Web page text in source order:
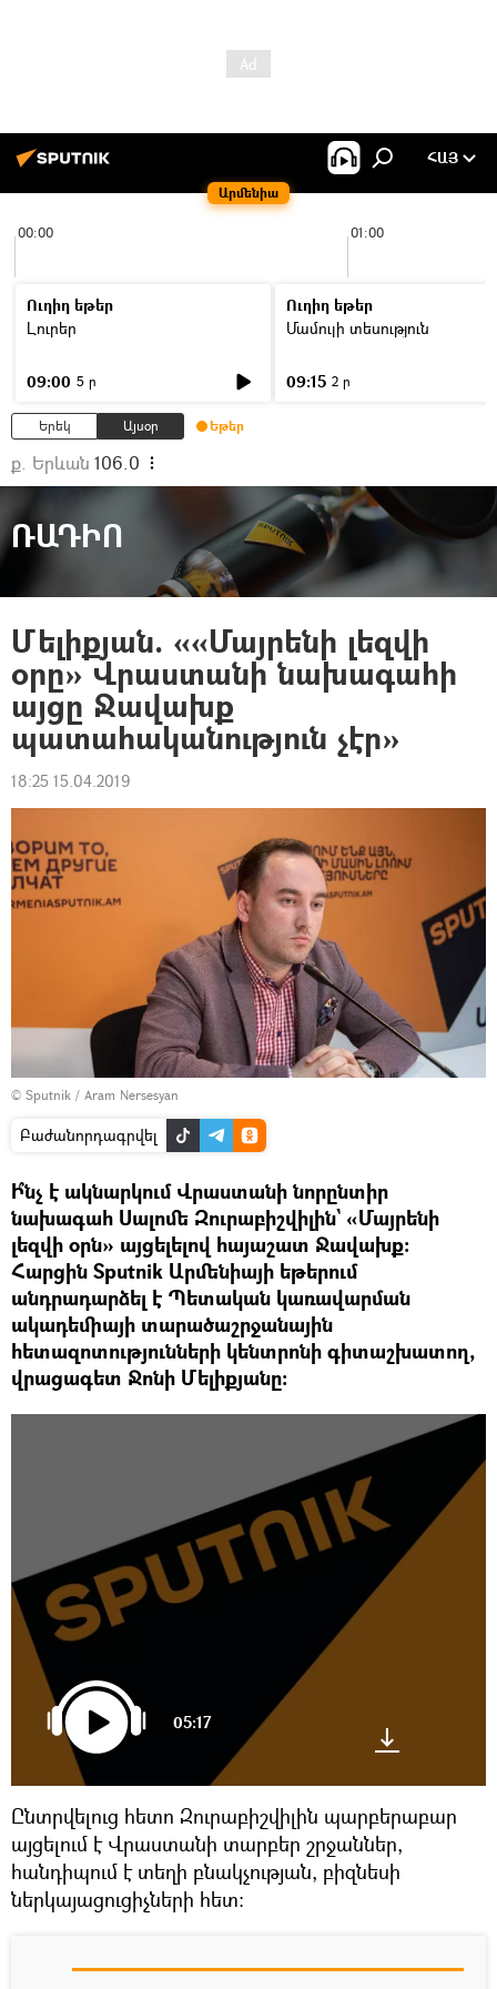
Արմենիա
ՀԱՅ
00:00 01:00
Ուղիղ եթեր
Լուրեր
09:00 5 ր
Ուղիղ եթեր
Մամուլի տեսություն
09:15 2 ր
Երեկ Այսօր Եթեր
ք. Երևան 106.0
ՌԱԴԻՈ
Մելիքյան. ««Մայրենի լեզվի
օրը» Վրաստանի նախագահի
այցը Ջավախք
պատահականություն չէր»
18:25 15.04.2019
© Sputnik / Aram Nersesyan
Բաժանորդագրվել
Ի՞նչ է ակնարկում Վրաստանի նորընտիր
նախագահ Սալոմե Զուրաբիշվիլին` «Մայրենի
լեզվի օրն» այցելելով հայաշատ Ջավախք։
Հարցին Sputnik Արմենիայի եթերում
անդրադարձել է Պետական կառավարման
ակադեմիայի տարածաշրջանային
հետազոտությունների կենտրոնի գիտաշխատող,
վրացագետ Ջոնի Մելիքյանը։
05:17
Ընտրվելուց հետո Զուրաբիշվիլին պարբերաբար
այցելում է Վրաստանի տարբեր շրջաններ,
հանդիպում է տեղի բնակչության, բիզնեսի
ներկայացուցիչների հետ։